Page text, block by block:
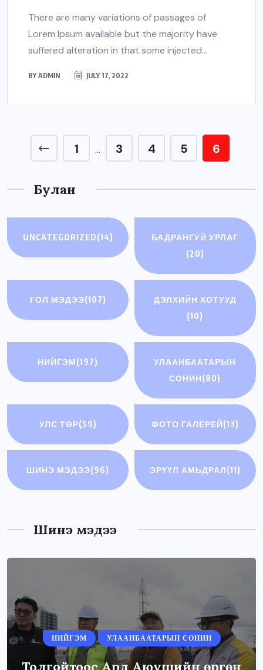
There are many variations of passages of
Lorem Ipsum available but the majority have
suffered alteration in that some injected...
BYADMIN JULY 17, 2022
1 … 3 4 5 6
Булан
UNCATEGORIZED(14)
БАДРАНГУЙ УРЛАГ
(20)
ГОЛ МЭДЭЭ(107)
ДЭЛХИЙН ХОТУУД
(10)
НИЙГЭМ(197)
УЛААНБААТАРЫН
СОНИН(80)
УЛС ТӨР(59) ФОТО ГАЛЕРЕЙ(13)
ШИНЭ МЭДЭЭ(96) ЭРҮҮЛ АМЬДРАЛ(11)
Шинэ мэдээ
НИЙГЭМ УЛААНБААТАРЫН СОНИН
Толгойтоос Ард Аюушийн өргөн